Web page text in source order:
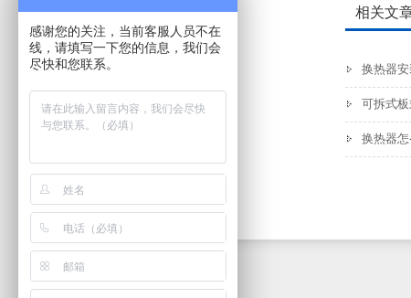
相关文
换热器
可拆式
换热器
感谢您的关注，当前客服人员不在
线，请填写一下您的信息，我们会
尽快和您联系。